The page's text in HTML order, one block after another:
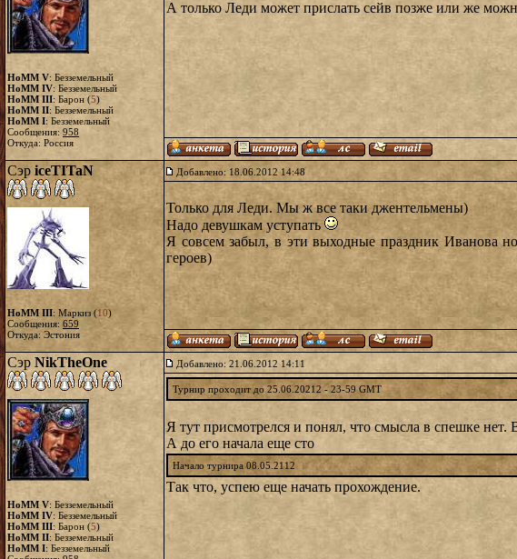
HoMM V: Безземельный
HoMM IV: Безземельный
HoMM III: Барон (5)
HoMM II: Безземельный
HoMM I: Безземельный
Сообщения: 958
Откуда: Россия
А только Леди может прислать сейв позже или же
Сэр iceTITaN
HoMM III: Маркиз (10)
Сообщения: 659
Откуда: Эстония
Добавлено: 18.06.2012 14:48
Только для Леди. Мы ж все таки джентельмены)
Надо девушкам уступать
Я совсем забыл, в эти выходные праздник Иванова
героев)
Сэр NikTheOne
HoMM V: Безземельный
HoMM IV: Безземельный
HoMM III: Барон (5)
HoMM II: Безземельный
HoMM I: Безземельный
Добавлено: 21.06.2012 14:11
Турнир проходит до 25.06.20212 - 23-59 GMT
Я тут присмотрелся и понял, что смысла в спешке нет.
А до его начала еще сто
Начало турнира 08.05.2112
Так что, успею еще начать прохождение.